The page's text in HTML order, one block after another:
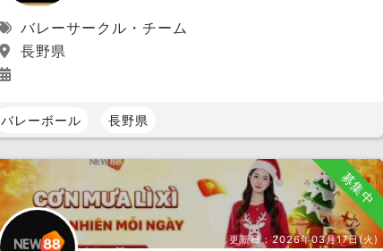
バレーサークル・チーム
長野県
バレーボール 長野県
募集中
更新日：2026年03月17日(火)